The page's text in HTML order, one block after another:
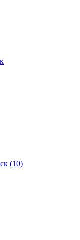
(10)